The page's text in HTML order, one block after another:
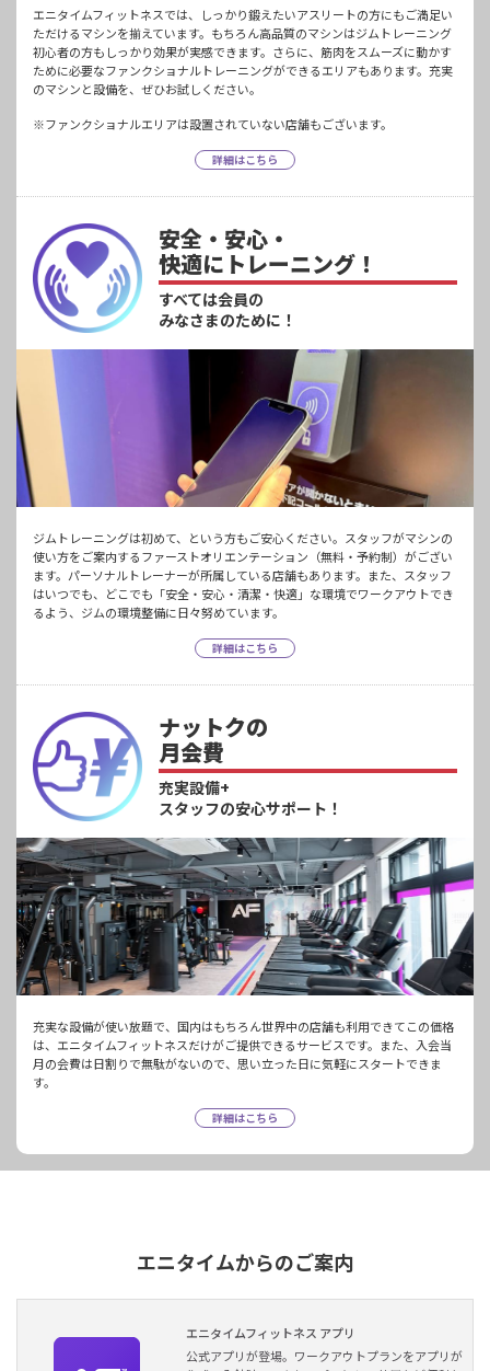
エニタイムフィットネスでは、しっかり鍛えたいアスリートの方にもご満足い
ただけるマシンを揃えています。もちろん高品質のマシンはジムトレーニング
初心者の方もしっかり効果が実感できます。さらに、筋肉をスムーズに動かす
ために必要なファンクショナルトレーニングができるエリアもあります。充実
のマシンと設備を、ぜひお試しください。
※ファンクショナルエリアは設置されていない店舗もございます。
詳細はこちら
安全・安心・
快適にトレーニング！
すべては会員の
みなさまのために！
ジムトレーニングは初めて、という方もご安心ください。スタッフがマシンの
使い方をご案内するファーストオリエンテーション（無料・予約制）がござい
ます。パーソナルトレーナーが所属している店舗もあります。また、スタッフ
はいつでも、どこでも「安全・安心・清潔・快適」な環境でワークアウトでき
るよう、ジムの環境整備に日々努めています。
詳細はこちら
ナットクの
月会費
充実設備+
スタッフの安心サポート！
充実な設備が使い放題で、国内はもちろん世界中の店舗も利用できてこの価格
は、エニタイムフィットネスだけがご提供できるサービスです。また、入会当
月の会費は日割りで無駄がないので、思い立った日に気軽にスタートできま
す。
詳細はこちら
エニタイムからのご案内
エニタイムフィットネス アプリ
公式アプリが登場。ワークアウトプランをアプリが